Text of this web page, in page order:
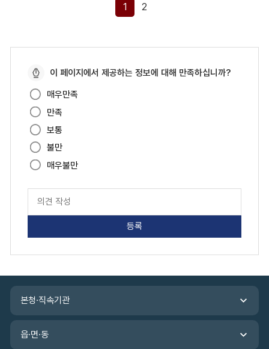
1 2
페
이
지
만
족
도
이 페이지에서 제공하는 정보에 대해 만족하십니까?
매우만족
만족
보통
불만
매우불만
지
족
가
력
본청·직속기관
읍·면·동